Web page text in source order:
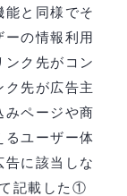
能と同様でそ
ーの情報利⽤
ンク先がコン
ク先が広告主
みページや商
るユーザー体
告に該当しな
記載した①